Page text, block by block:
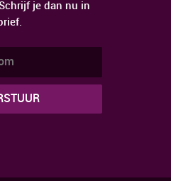
je dan nu in